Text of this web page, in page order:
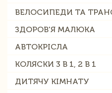
ВЕЛОСИПЕДИ ТА
ЗДОРОВ'Я МАЛЮКА
АВТОКРІСЛА
КОЛЯСКИ 3 В 1, 2 В 1
ДИТЯЧУ КІМНАТУ